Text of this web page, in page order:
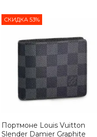
СКИДКА 53%
Портмоне Louis Vuitton
Slender Damier Graphite